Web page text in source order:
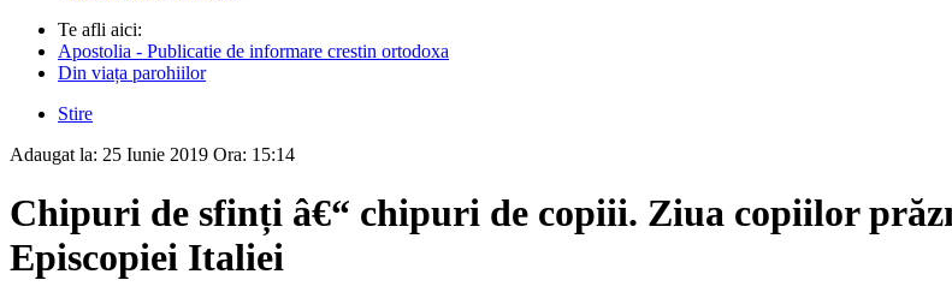
Te afli aici:
Apostolia - Publicatie de informare crestin ortodoxa
Din viața parohiilor
Stire
Adaugat la: 25 Iunie 2019 Ora: 15:14
Chipuri de sfinți â€“ chipuri de copiii. Ziua copiilor
Episcopiei Italiei